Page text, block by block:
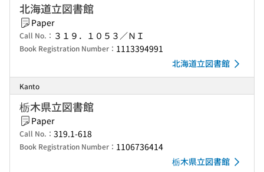
北海道立図書館
Paper
Call No.： ３１９．１０５３／ＮＩ
Book Registration Number： 1113394991
北海道立図書館
Kanto
栃木県立図書館
Paper
Call No.： 319.1-618
Book Registration Number： 1106736414
栃木県立図書館